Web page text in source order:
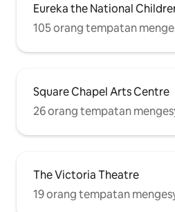
Eureka the National
105 orang tempatan
Square Chapel Arts Centre
26 orang tempatan
The Victoria Theatre
19 orang tempatan